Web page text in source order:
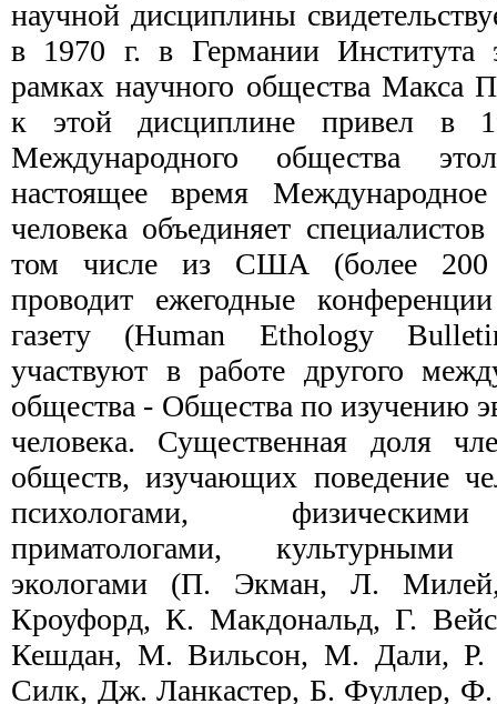
научной дисциплины
в 1970 г. в Германии Института
рамках научного общества Макса
к этой дисциплине привел в
Международного общества
настоящее время
человека объединяет
том числе из США (более 200
проводит ежегодные
газету (Human Ethology
участвуют в работе другого
общества - Общества по изучению
человека. Существенная доля
обществ, изу­чающих поведение
психологами,
приматологами,
экологами (П. Экман, Л.
Кроуфорд, К. Макдональд, Г.
Кешдан, М. Вильсон, М. Дали, Р.
Силк, Дж. Ланкастер, Б. Фуллер,